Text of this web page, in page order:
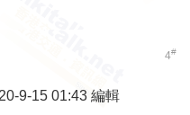
4#
9-15 01:43 編輯